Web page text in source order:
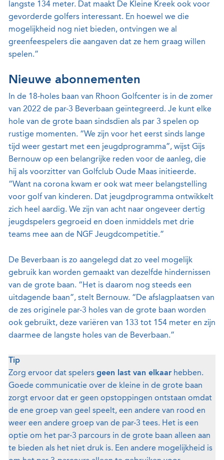
langste 134 meter. Dat maakt De Kleine Kreek ook voor
gevorderde golfers interessant. En hoewel we die
mogelijkheid nog niet bieden, ontvingen we al
greenfeespelers die aangaven dat ze hem graag willen
spelen.”
Nieuwe abonnementen
In de 18-holes baan van Rhoon Golfcenter is in de zomer
van 2022 de par-3 Beverbaan geïntegreerd. Je kunt elke
hole van de grote baan sindsdien als par 3 spelen op
rustige momenten. “We zijn voor het eerst sinds lange
tijd weer gestart met een jeugdprogramma”, wijst Gijs
Bernouw op een belangrijke reden voor de aanleg, die
hij als voorzitter van Golfclub Oude Maas initieerde.
“Want na corona kwam er ook wat meer belangstelling
voor golf van kinderen. Dat jeugdprogramma ontwikkelt
zich heel aardig. We zijn van acht naar ongeveer dertig
jeugdspelers gegroeid en doen inmiddels met drie
teams mee aan de NGF Jeugdcompetitie.”
De Beverbaan is zo aangelegd dat zo veel mogelijk
gebruik kan worden gemaakt van dezelfde hindernissen
van de grote baan. “Het is daarom nog steeds een
uitdagende baan”, stelt Bernouw. “De afslagplaatsen van
de zes originele par-3 holes van de grote baan worden
ook gebruikt, deze variëren van 133 tot 154 meter en zijn
daarmee de langste holes van de Beverbaan.”
Tip
Zorg ervoor dat spelers geen last van elkaar hebben.
Goede communicatie over de kleine in de grote baan
zorgt ervoor dat er geen opstoppingen ontstaan omdat
de ene groep van geel speelt, een andere van rood en
weer een andere groep van de par-3 tees. Het is een
optie om het par-3 parcours in de grote baan alleen aan
te bieden als het niet druk is. Een andere mogelijkheid is